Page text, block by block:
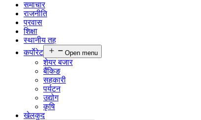
समाचार
राजनीति
प्रवास
शिक्षा
स्थानीय तह
कर्पाेरेट
Open menu
शेयर बजार
बैंकिङ
सहकारी
पर्यटन
उद्योग
कृषि
खेलकुद